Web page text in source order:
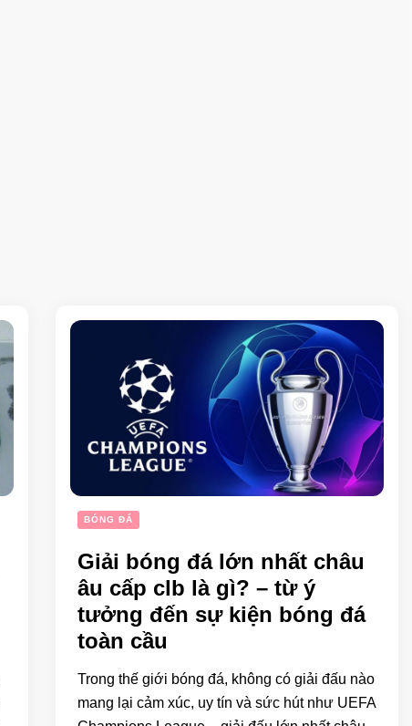
BÓNG ĐÁ
Giải bóng đá lớn nhất châu
âu cấp clb là gì? – từ ý
tưởng đến sự kiện bóng đá
toàn cầu
Trong thế giới bóng đá, không có giải đấu nào
mang lại cảm xúc, uy tín và sức hút như UEFA